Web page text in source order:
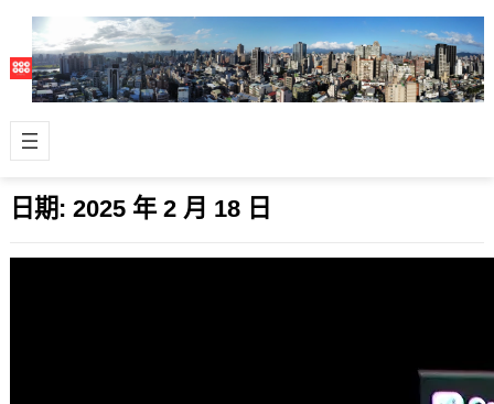
日期: 2025 年 2 月 18 日
公司 xAI 推出了最新產品，也就是